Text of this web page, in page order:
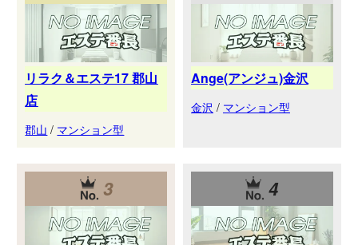
リラク＆エステ17 郡山
店
郡山 / マンション型
Ange(アンジュ)金沢
金沢 / マンション型
3 4